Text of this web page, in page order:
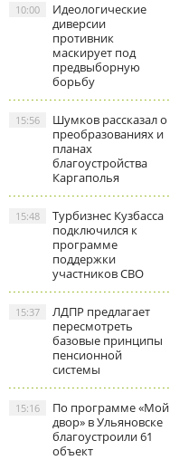
Идеологические
диверсии
противник
маскирует под
предвыборную
борьбу
10:00
Шумков рассказал о
преобразованиях и
планах
благоустройства
Каргаполья
15:56
Турбизнес Кузбасса
подключился к
программе
поддержки
участников СВО
15:48
ЛДПР предлагает
пересмотреть
базовые принципы
пенсионной
системы
15:37
По программе «Мой
двор» в Ульяновске
благоустроили 61
объект
15:16